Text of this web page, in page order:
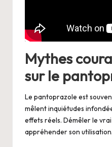
Mythes
sur le
Le pantoprazole est
mêlent inquiétudes
effets réels. Démêler le
appréhender son utilisation.